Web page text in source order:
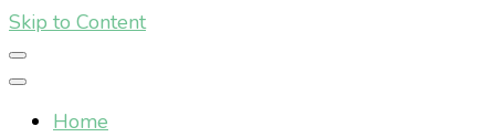
Skip to Content
Home